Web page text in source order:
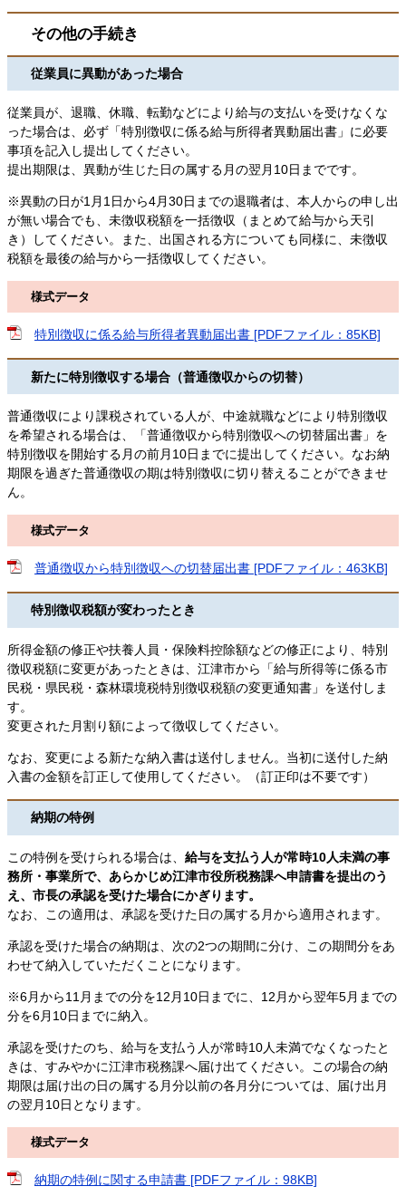
その他の手続き
従業員に異動があった場合
従業員が、退職、休職、転勤などにより給与の支払いを受けなくな
った場合は、 必ず「特別徴収に係る給与所得者異動届出書」に必要
事項を記入し提出してください。
提出期限は、 異動が生じた日の属する月の翌月10日までです。
※異動の日が1月1日から4月30日までの退職者は、本人からの申し出
が無い場合でも、未徴収税額を一括徴収（まとめて給与から天引
き）してください。
また、出国される方についても同様に、未徴収
税額を最後の給与から一括徴収してください。
様式データ
特別徴収に係る給与所得者異動届出書 [PDFファイル：85KB]
新たに特別徴収する場合（普通徴収からの切替）
普通徴収により課税されている人が、中途就職などにより特別徴収
を希望される場合は、「普通徴収から特別徴収への切替届出書」を
特別徴収を開始する月の前月10日までに提出してください。なお納
期限を過ぎた普通徴収の期は特別徴収に切り替えることができませ
ん。
様式データ
普通徴収から特別徴収への切替届出書 [PDFファイル：463KB]
特別徴収税額が変わったとき
所得金額の修正や扶養人員・保険料控除額などの修正により、特別
徴収税額に変更があったときは、江津市から「給与所得等に係る市
民税・県民税・森林環境税特別徴収税額の変更通知書」を送付しま
す。
変更された月割り額によって徴収してください。
なお、変更による新たな納入書は送付しません。当初に送付した納
入書の金額を訂正して使用してください。（訂正印は不要です）
納期の特例
この特例を受けられる場合は、 給与を支払う人が常時10人未満の事
務所・事業所で、あらかじめ江津市役所税務課へ申請書を提出のう
え、市長の承認を受けた場合にかぎります。
なお、この適用は、承認を受けた日の属する月から適用されます。
承認を受けた場合の納期は、次の2つの期間に分け、この期間分をあ
わせて納入していただくことになります。
※6月から11月までの分を12月10日までに、12月から翌年5月までの
分を6月10日までに納入。
承認を受けたのち、給与を支払う人が常時10人未満でなくなったと
きは、すみやかに江津市税務課へ届け出てください。この場合の納
期限は届け出の日の属する月分以前の各月分については、届け出月
の翌月10日となります。
様式データ
納期の特例に関する申請書 [PDFファイル：98KB]